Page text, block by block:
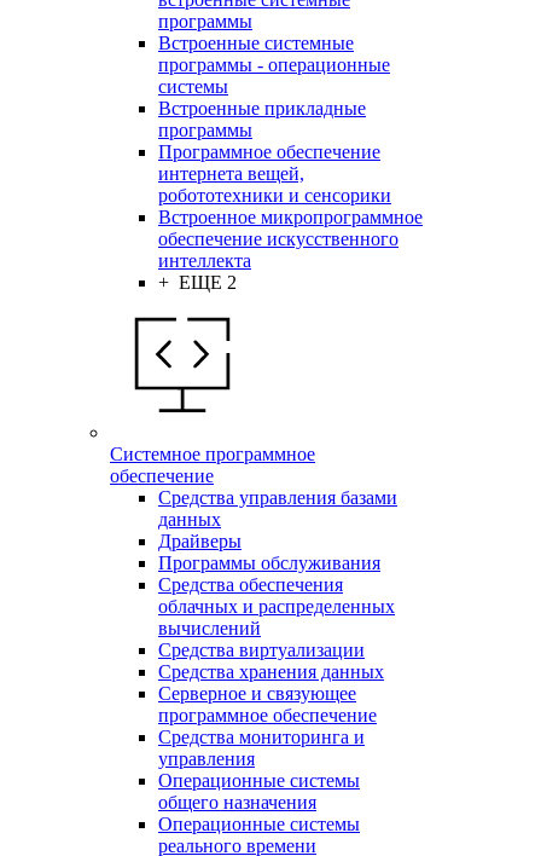
программы
Встроенные системные
программы - операционные
системы
Встроенные прикладные
программы
Программное обеспечение
интернета вещей,
робототехники и сенсорики
Встроенное микропрограммное
обеспечение искусственного
интеллекта
+ ЕЩЕ 2
Системное программное
обеспечение
Средства управления базами
данных
Драйверы
Программы обслуживания
Средства обеспечения
облачных и распределенных
вычислений
Средства виртуализации
Средства хранения данных
Серверное и связующее
программное обеспечение
Средства мониторинга и
управления
Операционные системы
общего назначения
Операционные системы
реального времени